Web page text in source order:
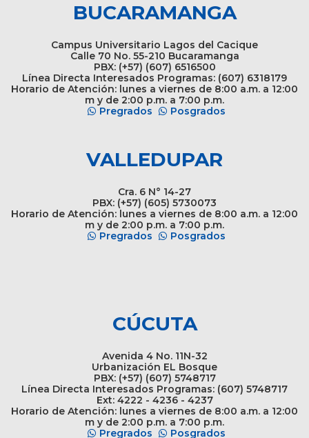
BUCARAMANGA
Campus Universitario Lagos del Cacique
Calle 70 No. 55-210 Bucaramanga
PBX: (+57) (607) 6516500
Línea Directa Interesados Programas: (607) 6318179
Horario de Atención: lunes a viernes de 8:00 a.m. a 12:00
m y de 2:00 p.m. a 7:00 p.m.
Pregrados
Posgrados
VALLEDUPAR
Cra. 6 N° 14-27
PBX: (+57) (605) 5730073
Horario de Atención: lunes a viernes de 8:00 a.m. a 12:00
m y de 2:00 p.m. a 7:00 p.m.
Pregrados
Posgrados
CÚCUTA
Avenida 4 No. 11N-32
Urbanización EL Bosque
PBX: (+57) (607) 5748717
Línea Directa Interesados Programas: (607) 5748717
Ext: 4222 - 4236 - 4237
Horario de Atención: lunes a viernes de 8:00 a.m. a 12:00
m y de 2:00 p.m. a 7:00 p.m.
Pregrados
Posgrados